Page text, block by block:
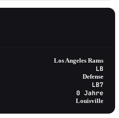
Los Angeles Rams
LB
Defense
LB7
0 Jahre
Louisville